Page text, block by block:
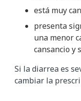
está muy
presenta
una menor
cansancio y
Si la diarrea es
cambiar la